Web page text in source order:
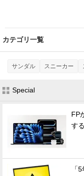
カテゴリ一覧
サンダル スニーカー
Special
FP
す
「